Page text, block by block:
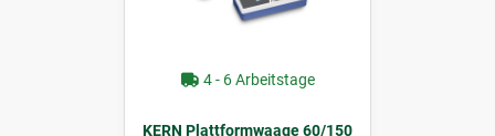
4 - 6 Arbeitstage
KERN Plattformwaage 60/150